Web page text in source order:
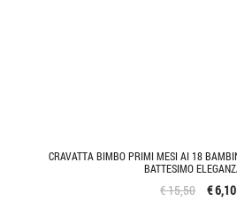
CRAVATTA BIMBO PRIMI MESI AI 18
BATTESIMO
€ 15,50 € 6,10